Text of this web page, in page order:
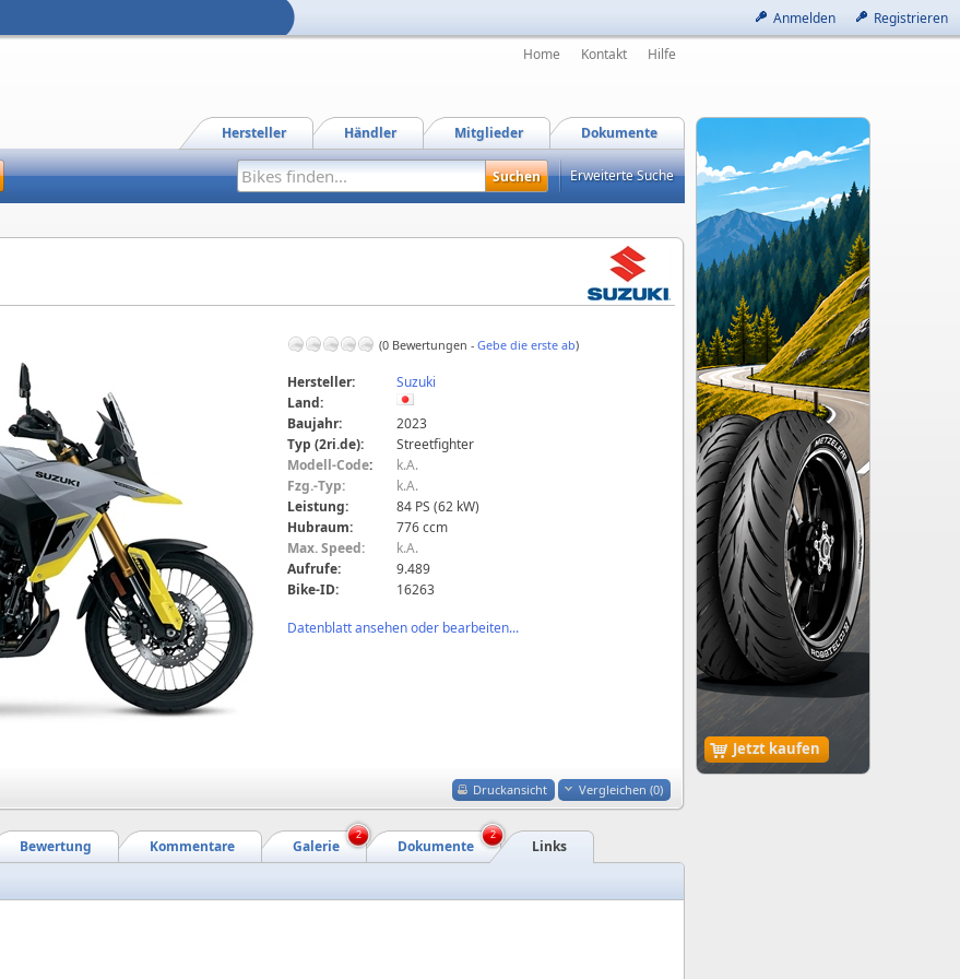
Anmelden Registrieren
Jetzt kaufen
Home Kontakt Hilfe
Dokumente
Mitglieder
Händler
Hersteller
Erweiterte Suche
(0 Bewertungen - Gebe die erste ab)
Hersteller:
Suzuki
Land:
Baujahr:
2023
Typ (2ri.de):
Streetfighter
Modell-Code:
k.A.
Fzg.-Typ:
k.A.
Leistung:
84 PS (62 kW)
Hubraum:
776 ccm
Max. Speed:
k.A.
Aufrufe:
9.489
Bike-ID:
16263
Datenblatt ansehen oder bearbeiten...
Druckansicht Vergleichen (0)
Links
Dokumente
Galerie
Kommentare
Bewertung
2 2